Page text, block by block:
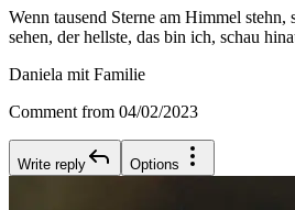
Wenn tausend Sterne am Himmel stehn,
sehen, der hellste, das bin ich, schau
Daniela mit Familie
Comment from 04/02/2023
Write reply Options